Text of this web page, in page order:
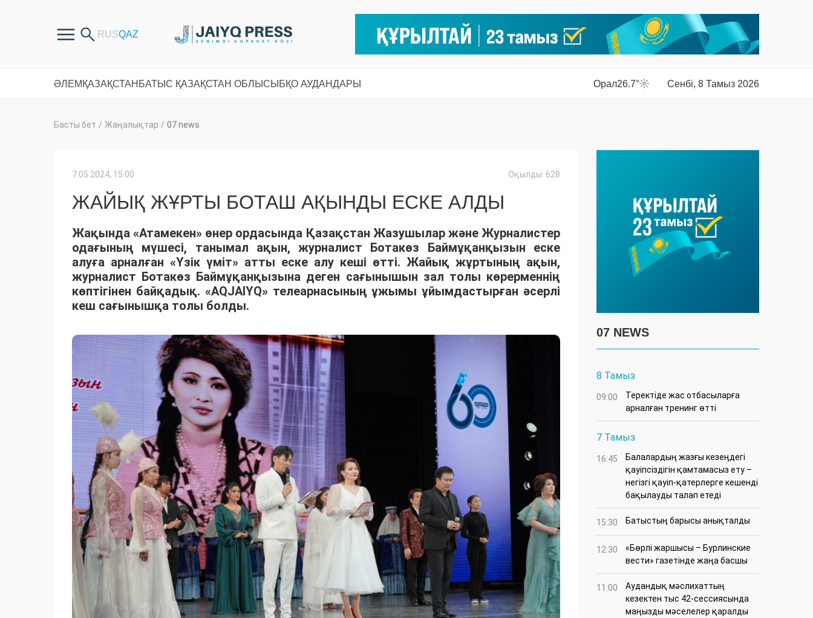
ӘЛЕМ ҚАЗАҚСТАН БАТЫС ҚАЗАҚСТАН ОБЛЫСЫ БҚО АУДАНДАРЫ Орал26.7° Сенбі, 8 Тамыз 2026
Басты бет / Жаңалықтар / 07 news
7.05.2024, 15:00 Оқылды: 628
ЖАЙЫҚ ЖҰРТЫ БОТАШ АҚЫНДЫ ЕСКЕ АЛДЫ
Жақында «Атамекен» өнер ордасында Қазақстан Жазушылар және Журналистер
одағының мүшесі, танымал ақын, журналист Ботакөз Баймұқанқызын еске
алуға арналған «Үзік үміт» атты еске алу кеші өтті. Жайық жұртының ақын,
журналист Ботакөз Баймұқанқызына деген сағынышын зал толы көрерменнің
көптігінен байқадық. «AQJAIYQ» телеарнасының ұжымы ұйымдастырған әсерлі
кеш сағынышқа толы болды.
07 NEWS
8 Тамыз
09:00
​Теректіде жас отбасыларға
арналған тренинг өтті
7 Тамыз
16:45
Балалардың жазғы кезеңдегі
қауіпсіздігін қамтамасыз ету –
негізгі қауіп-қатерлерге кешенді
бақылауды талап етеді
15:30 Батыстың барысы анықталды
12:30
«Бөрлі жаршысы – Бурлинские
вести» газетінде жаңа басшы
11:00
Аудандық мәслихаттың
кезектен тыс 42-сессиясында
маңызды мәселелер қаралды